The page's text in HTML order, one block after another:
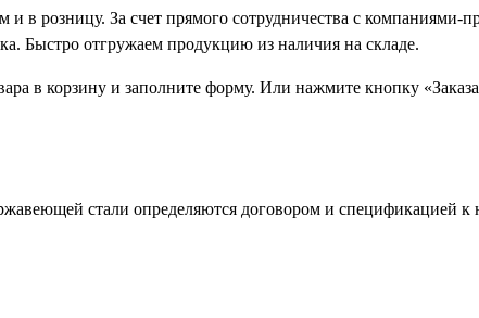
в розницу. За счет прямого сотрудничества с
Быстро отгружаем продукцию из наличия на складе.
в корзину и заполните форму. Или нажмите кнопку
стали определяются договором и спецификацией